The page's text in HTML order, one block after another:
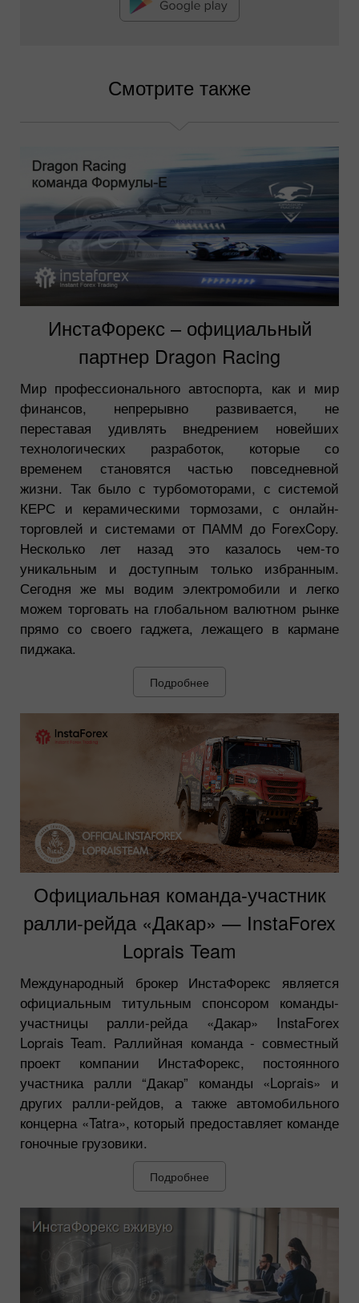
Смотрите также
ИнстаФорекс – официальный
партнер Dragon Racing
Мир профессионального автоспорта, как и мир
финансов, непрерывно развивается, не
переставая удивлять внедрением новейших
технологических разработок, которые со
временем становятся частью повседневной
жизни. Так было с турбомоторами, с системой
КЕРС и керамическими тормозами, с онлайн-
торговлей и системами от ПАММ до ForexCopy.
Несколько лет назад это казалось чем-то
уникальным и доступным только избранным.
Сегодня же мы водим электромобили и легко
можем торговать на глобальном валютном рынке
прямо со своего гаджета, лежащего в кармане
пиджака.
Подробнее
Официальная команда-участник
ралли-рейда «Дакар» — InstaForex
Loprais Team
Международный брокер ИнстаФорекс является
официальным титульным спонсором команды-
участницы ралли-рейда «Дакар» InstaForex
Loprais Team. Раллийная команда - совместный
проект компании ИнстаФорекс, постоянного
участника ралли “Дакар” команды «Loprais» и
других ралли-рейдов, а также автомобильного
концерна «Tatra», который предоставляет команде
гоночные грузовики.
Подробнее